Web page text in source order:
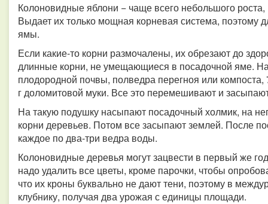
Колоновидные яблони − чаще всего небольшого
Выдает их только мощная корневая система, поэтому
ямы.
Если какие-то корни размочалены, их обрезают до
длинные корни, не умещающиеся в посадочной яме.
плодородной почвы, полведра перегноя или
г доломитовой муки. Все это перемешивают и
На такую подушку насыпают посадочный холмик, на
корни деревьев. Потом все засыпают землей. После
каждое по два-три ведра воды.
Колоновидные деревья могут зацвести в первый же
надо удалить все цветы, кроме парочки, чтобы
что их кроны буквально не дают тени, поэтому в
клубнику, получая два урожая с единицы площади.